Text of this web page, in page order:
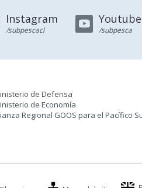
Instagram
/subpescacl
Youtube
/subpesca
de Defensa
de Economía
Regional GOOS para el Pacífico